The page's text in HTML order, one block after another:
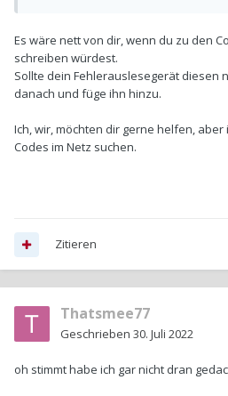
Es wäre nett von dir, wenn du zu den
schreiben würdest.
Sollte dein Fehlerauslesegerät diesen
danach und füge ihn hinzu.
Ich, wir, möchten dir gerne helfen, aber
Codes im Netz suchen.
Zitieren
Thatsmee77
Geschrieben 30. Juli 2022
oh stimmt habe ich gar nicht dran